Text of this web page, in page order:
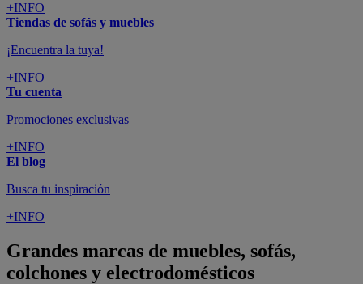
+INFO
Tiendas de sofás y muebles
¡Encuentra la tuya!
+INFO
Tu cuenta
Promociones exclusivas
+INFO
El blog
Busca tu inspiración
+INFO
Grandes marcas de muebles, sofás,
colchones y electrodomésticos